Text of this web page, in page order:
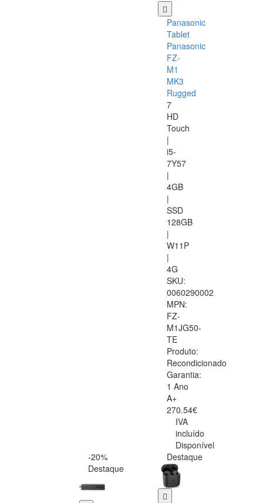
Panasonic
Tablet
Panasonic
FZ-
M1
MK3
Rugged
7
HD
Touch
|
i5-
7Y57
|
4GB
|
SSD
128GB
|
W11P
|
4G
SKU:
0060290002
MPN:
FZ-
M1JG50-
TE
Produto:
Recondicionado
Garantia:
1 Ano
A+
270.54€
IVA
incluído
Disponível
-20%
Destaque
Destaque